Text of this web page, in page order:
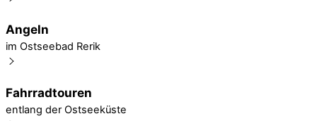
Angeln
im Ostseebad Rerik
Fahrradtouren
entlang der Ostseeküste